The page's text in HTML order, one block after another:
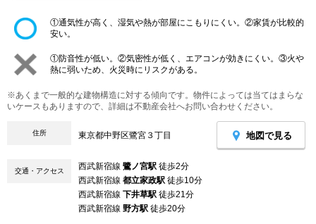
①通気性が高く、湿気や熱が部屋にこもりにくい。②家賃が比較的
安い。
①防音性が低い。②気密性が低く、エアコンが効きにくい。③火や
熱に弱いため、火災時にリスクがある。
※あくまで一般的な建物構造に対する傾向です。物件によっては当てはまらな
いケースもありますので、詳細は不動産会社へお問い合わせください。
住所 東京都中野区鷺宮３丁目 地図で見る
交通・アクセス 西武新宿線 鷺ノ宮駅 徒歩2分
西武新宿線 都立家政駅 徒歩10分
西武新宿線 下井草駅 徒歩21分
西武新宿線 野方駅 徒歩20分